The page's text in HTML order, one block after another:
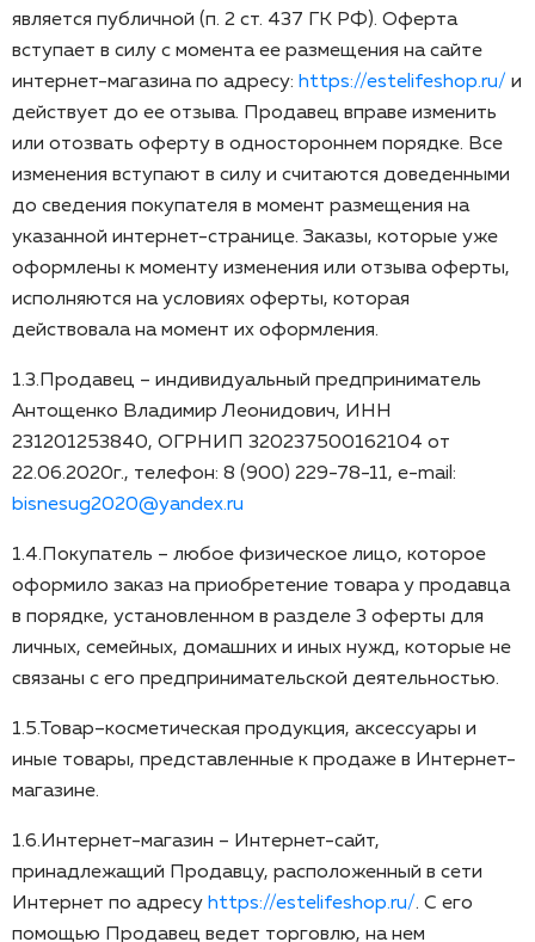
является публичной (п. 2 ст. 437 ГК РФ). Оферта
вступает в силу с момента ее размещения на сайте
интернет-магазина по адресу: https://estelifeshop.ru/ и
действует до ее отзыва. Продавец вправе изменить
или отозвать оферту в одностороннем порядке. Все
изменения вступают в силу и считаются доведенными
до сведения покупателя в момент размещения на
указанной интернет-странице. Заказы, которые уже
оформлены к моменту изменения или отзыва оферты,
исполняются на условиях оферты, которая
действовала на момент их оформления.
1.3.Продавец – индивидуальный предприниматель
Антощенко Владимир Леонидович, ИНН
231201253840, ОГРНИП 320237500162104 от
22.06.2020г., телефон: 8 (900) 229-78-11, e-mail:
bisnesug2020@yandex.ru
1.4.Покупатель – любое физическое лицо, которое
оформило заказ на приобретение товара у продавца
в порядке, установленном в разделе 3 оферты для
личных, семейных, домашних и иных нужд, которые не
связаны с его предпринимательской деятельностью.
1.5.Товар–косметическая продукция, аксессуары и
иные товары, представленные к продаже в Интернет-
магазине.
1.6.Интернет-магазин – Интернет-сайт,
принадлежащий Продавцу, расположенный в сети
Интернет по адресу https://estelifeshop.ru/. С его
помощью Продавец ведет торговлю, на нем